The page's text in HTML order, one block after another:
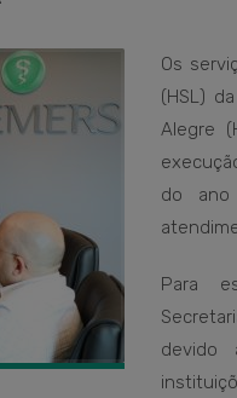
Os
(HSL)
Alegre
do ano
Para
devido